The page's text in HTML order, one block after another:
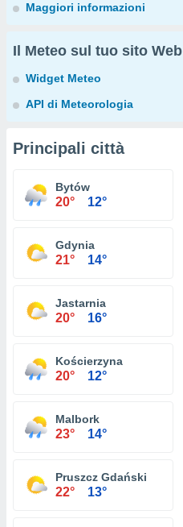
Maggiori informazioni
Il Meteo sul tuo sito Web
Widget Meteo
API di Meteorologia
Principali città
Bytów
20° 12°
Gdynia
21° 14°
Jastarnia
20° 16°
Kościerzyna
20° 12°
Malbork
23° 14°
Pruszcz Gdański
22° 13°